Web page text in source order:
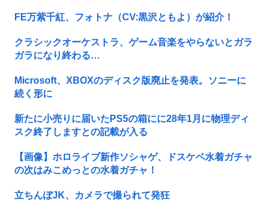
FE万紫千紅、フォトナ（CV:黒沢ともよ）が紹介！
クラシックオーケストラ、ゲーム音楽をやらないとガラ
ガラになり終わる…
Microsoft、XBOXのディスク版廃止を発表。ソニーに
続く形に
新たに小売りに届いたPS5の箱にに28年1月に物理ディ
スク終了しますとの記載が入る
【画像】ホロライブ新作ソシャゲ、ドスケベ水着ガチャ
の次はみこめっとの水着ガチャ！
立ちんぼJK、カメラで撮られて発狂